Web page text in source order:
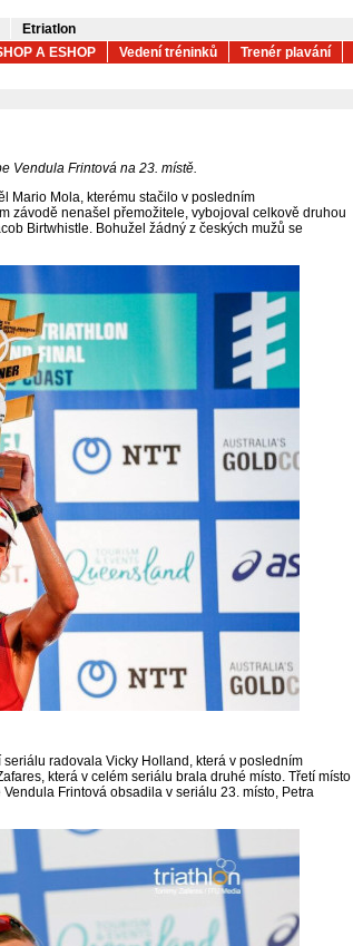
Etriatlon
A ESHOP
Vedení tréninků Trenér plavání
Vendula Frintová na 23. místě.
Mario Mola, kterému stačilo v posledním
závodě nenašel přemožitele, vybojoval celkově druhou
Birtwhistle. Bohužel žádný z českých mužů se
radovala Vicky Holland, která v posledním
která v celém seriálu brala druhé místo. Třetí místo
Frintová obsadila v seriálu 23. místo, Petra